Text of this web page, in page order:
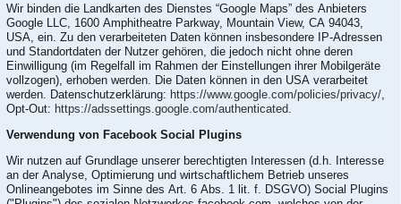
Wir binden die Landkarten des Dienstes “Google Maps” des Anbieters
Google LLC, 1600 Amphitheatre Parkway, Mountain View, CA 94043,
USA, ein. Zu den verarbeiteten Daten können insbesondere IP-Adressen
und Standortdaten der Nutzer gehören, die jedoch nicht ohne deren
Einwilligung (im Regelfall im Rahmen der Einstellungen ihrer Mobilgeräte
vollzogen), erhoben werden. Die Daten können in den USA verarbeitet
werden. Datenschutzerklärung: https://www.google.com/policies/privacy/
Opt-Out: https://adssettings.google.com/authenticated
Verwendung von Facebook Social Plugins
Wir nutzen auf Grundlage unserer berechtigten Interessen (d.h. Interesse
an der Analyse, Optimierung und wirtschaftlichem Betrieb unseres
Onlineangebotes im Sinne des Art. 6 Abs. 1 lit. f. DSGVO) Social Plugins